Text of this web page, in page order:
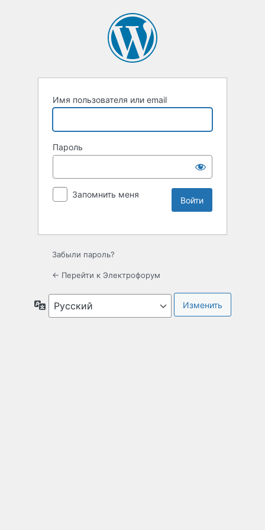
Имя пользователя или email
Пароль
Запомнить меня
Забыли пароль?
← Перейти к Электрофорум
Язык